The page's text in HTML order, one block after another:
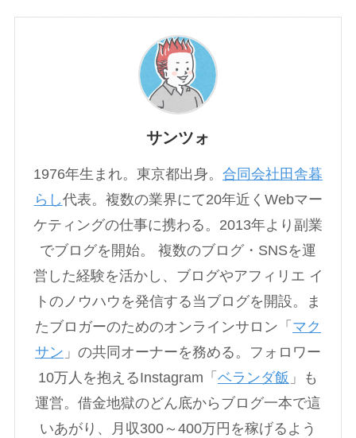
サンツォ
1976年生まれ。東京都出身。 合同会社田舎暮
らし代表。複数の業界にて20年近くWebマー
ケティングの仕事に携わる。2013年より副業
でブログを開始。 複数のブログ・SNSを運
営した経験を活かし、ブログやアフィリエ イ
トのノウハウを発信する当ブログを開設。ま
たブロガーのためのオンラインサロン「 マク
サン 」の共同オーナーを務める。フォロワー
10万人を抱えるInstagram「 ベランダ飯 」も
運営。借金地獄のどん底からブログ一本で這
いあがり、月収300～400万円を稼げるよう